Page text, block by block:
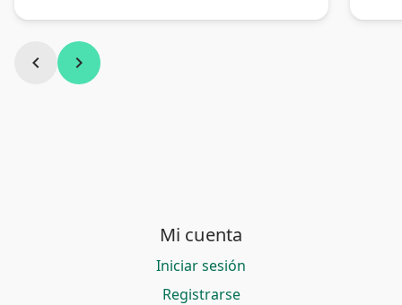
chevron_left chevron_right
Mi cuenta
Iniciar sesión
Registrarse